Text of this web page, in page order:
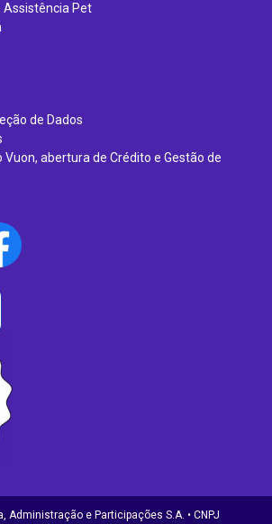
Assistência Pet
de Dados
abertura de Crédito e Gestão de
Administração e Participações S.A. • CNPJ